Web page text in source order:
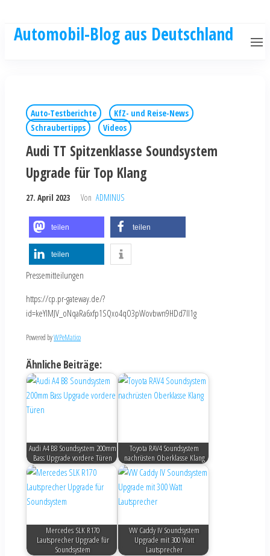
Automobil-Blog aus Deutschland
Auto-Testberichte
KfZ- und Reise-News
Schraubertipps
Videos
Audi TT Spitzenklasse Soundsystem
Upgrade für Top Klang
27. April 2023 Von ADMINUS
teilen teilen
teilen
Pressemitteilungen
https://cp.pr-gateway.de/?
id=keYlMJV_oNqaRa6xfp1SQxo4qO3pWovbwn9HDd7Il1g
Powered byWPeMatico
Ähnliche Beiträge:
Audi A4 B8 Soundsystem 200mm
Bass Upgrade vordere Türen
Toyota RAV4 Soundsystem
nachrüsten Oberklasse Klang
Mercedes SLK R170
Lautsprecher Upgrade für
Soundsystem
VW Caddy IV Soundsystem
Upgrade mit 300 Watt
Lautsprecher